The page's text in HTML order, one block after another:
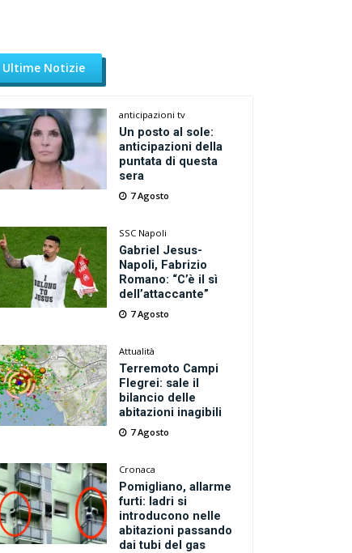
Ultime Notizie
anticipazioni tv
Un posto al sole:
anticipazioni della
puntata di questa
sera
7 Agosto
SSC Napoli
Gabriel Jesus-
Napoli, Fabrizio
Romano: “C’è il sì
dell’attaccante”
7 Agosto
Attualità
Terremoto Campi
Flegrei: sale il
bilancio delle
abitazioni inagibili
7 Agosto
Cronaca
Pomigliano, allarme
furti: ladri si
introducono nelle
abitazioni passando
dai tubi del gas